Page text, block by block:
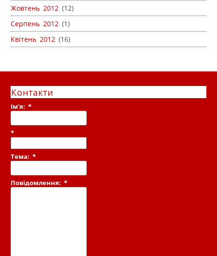
Жовтень 2012 (12)
Серпень 2012 (1)
Квітень 2012 (16)
Контакти
Ім'я:*
*
Тема:*
Повідомлення:*